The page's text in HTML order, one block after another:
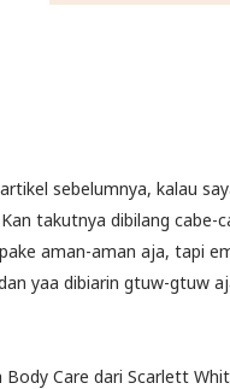
sebelumnya, kalau
takutnya dibilang cabe-
aman-aman aja, tapi
yaa dibiarin gtuw-gtuw
Care dari Scarlett